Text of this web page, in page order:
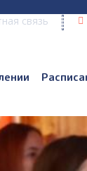
связь